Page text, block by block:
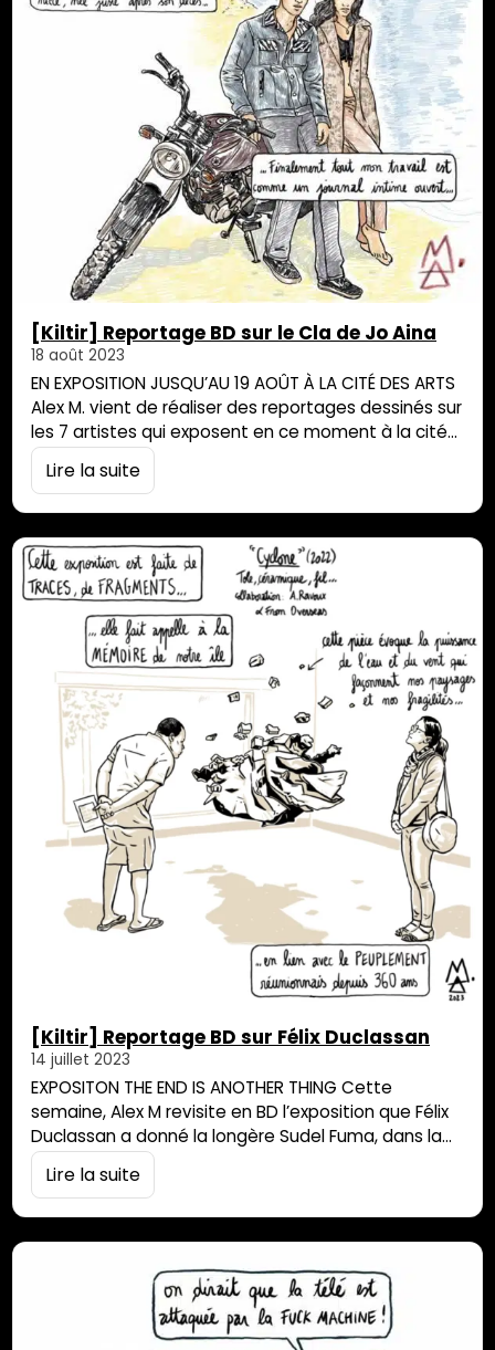
[Kiltir] Reportage BD sur le Cla de Jo Aina
18 août 2023
EN EXPOSITION JUSQU’AU 19 AOÛT À LA CITÉ DES ARTS
Alex M. vient de réaliser des reportages dessinés sur
les 7 artistes qui exposent en ce moment à la cité
des Arts dans le cadre de l’exposition LET’S BE, du 23
juin jusqu’au 19 août prochain. Cette semaine il
Lire la suite
[Kiltir] Reportage BD sur Félix Duclassan
14 juillet 2023
EXPOSITON THE END IS ANOTHER THING Cette
semaine, Alex M revisite en BD l’exposition que Félix
Duclassan a donné la longère Sudel Fuma, dans la
ville de St Paul. Ce travail est en lien avec les 360
ans du peuplement réunionnais. Pour découvrir le
Lire la suite